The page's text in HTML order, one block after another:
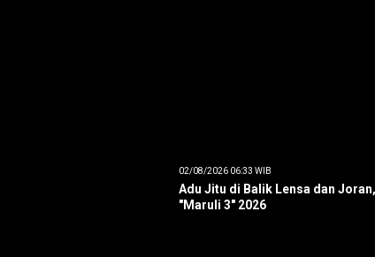
02/08/2026 06:33 WIB
Adu Jitu di Balik Lensa dan
"Maruli 3" 2026